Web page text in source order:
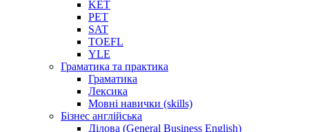
KET
PET
SAT
TOEFL
YLE
Граматика та практика
Граматика
Лексика
Мовні навички (skills)
Бізнес англійська
Ділова (General Business English)